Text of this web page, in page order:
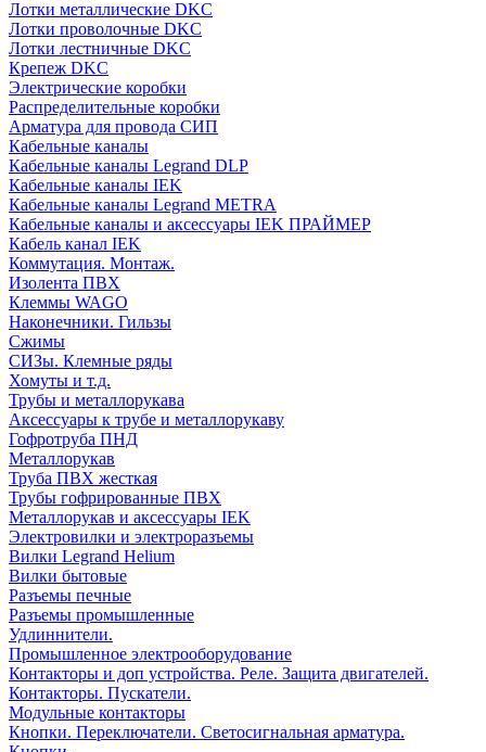
Лотки металлические DKC
Лотки проволочные DKC
Лотки лестничные DKC
Крепеж DKC
Электрические коробки
Распределительные коробки
Арматура для провода СИП
Кабельные каналы
Кабельные каналы Legrand DLP
Кабельные каналы IEK
Кабельные каналы Legrand METRA
Кабельные каналы и аксессуары IEK ПРАЙМЕР
Кабель канал IEK
Коммутация. Монтаж.
Изолента ПВХ
Клеммы WAGO
Наконечники. Гильзы
Сжимы
СИЗы. Клемные ряды
Хомуты и т.д.
Трубы и металлорукава
Аксессуары к трубе и металлорукаву
Гофротруба ПНД
Металлорукав
Труба ПВХ жесткая
Трубы гофрированные ПВХ
Металлорукав и аксессуары IEK
Электровилки и электроразъемы
Вилки Legrand Helium
Вилки бытовые
Разъемы печные
Разъемы промышленные
Удлиннители.
Промышленное электрооборудование
Контакторы и доп устройства. Реле. Защита двигателей.
Контакторы. Пускатели.
Модульные контакторы
Кнопки. Переключатели. Светосигнальная арматура.